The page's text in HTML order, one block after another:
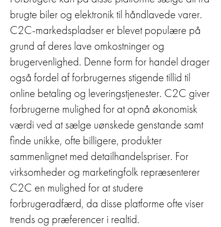
brugte biler og elektronik til håndlavede varer.
C2C-markedspladser er blevet populære på
grund af deres lave omkostninger og
brugervenlighed. Denne form for handel drager
også fordel af forbrugernes stigende tillid til
online betaling og leveringstjenester. C2C giver
forbrugerne mulighed for at opnå økonomisk
værdi ved at sælge uønskede genstande samt
finde unikke, ofte billigere, produkter
sammenlignet med detailhandelspriser. For
virksomheder og marketingfolk repræsenterer
C2C en mulighed for at studere
forbrugeradfærd, da disse platforme ofte viser
trends og præferencer i realtid.